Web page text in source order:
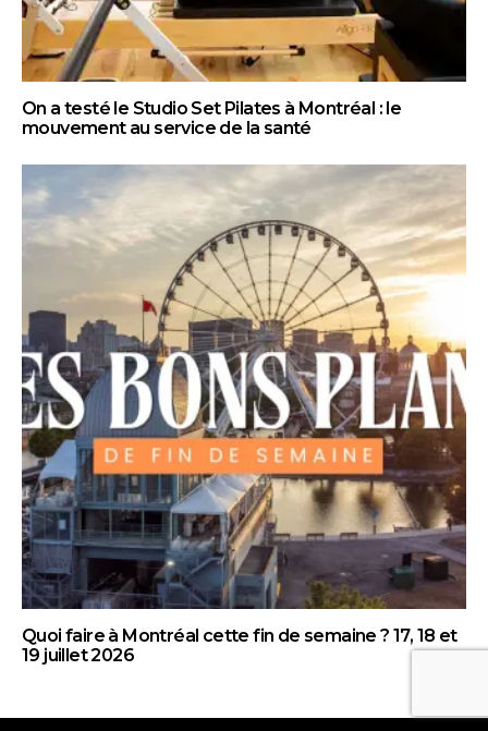
On a testé le Studio Set Pilates à Montréal : le
mouvement au service de la santé
Quoi faire à Montréal cette fin de semaine ? 17, 18 et
19 juillet 2026